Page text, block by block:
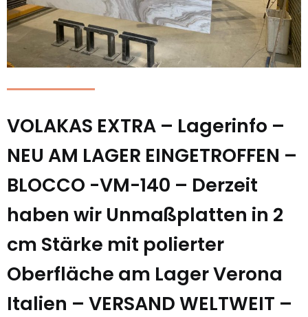
VOLAKAS EXTRA – Lagerinfo –
NEU AM LAGER EINGETROFFEN –
BLOCCO -VM-140 – Derzeit
haben wir Unmaßplatten in 2
cm Stärke mit polierter
Oberfläche am Lager Verona
Italien – VERSAND WELTWEIT –